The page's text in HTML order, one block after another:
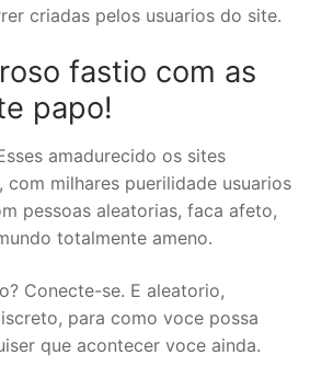
criadas pelos usuarios do site.
fastio com as
papo!
amadurecido os sites
milhares puerilidade usuarios
pessoas aleatorias, faca afeto,
totalmente ameno.
Conecte-se. E aleatorio,
para como voce possa
que acontecer voce ainda.